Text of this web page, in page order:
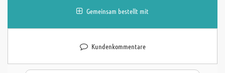
Gemeinsam bestellt mit
Kundenkommentare